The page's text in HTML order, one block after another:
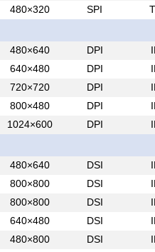
480×320 SPI
480×640 DPI
640×480 DPI
720×720 DPI
800×480 DPI
1024×600 DPI
480×640 DSI
800×800 DSI
800×800 DSI
640×480 DSI
480×800 DSI